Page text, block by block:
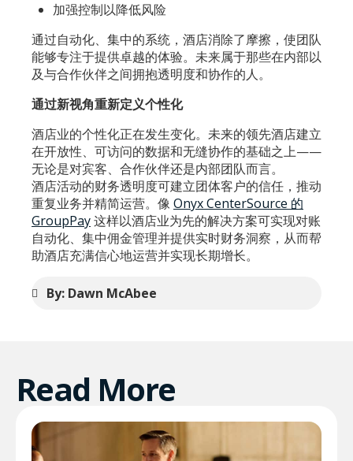
加强控制以降低风险
通过自动化、集中的系统，酒店消除了摩擦，使团队
能够专注于提供卓越的体验。未来属于那些在内部以
及与合作伙伴之间拥抱透明度和协作的人。
通过新视角重新定义个性化
酒店业的个性化正在发生变化。未来的领先酒店建立
在开放性、可访问的数据和无缝协作的基础之上——
无论是对宾客、合作伙伴还是内部团队而言。
酒店活动的财务透明度可建立团体客户的信任，推动
重复业务并精简运营。像 Onyx CenterSource 的
GroupPay这样以酒店业为先的解决方案可实现对账
自动化、集中佣金管理并提供实时财务洞察，从而帮
助酒店充满信心地运营并实现长期增长。
By: Dawn McAbee
Read More